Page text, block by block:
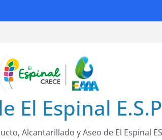
El Espinal E.S.P
Alcantarillado y Aseo de El Espinal